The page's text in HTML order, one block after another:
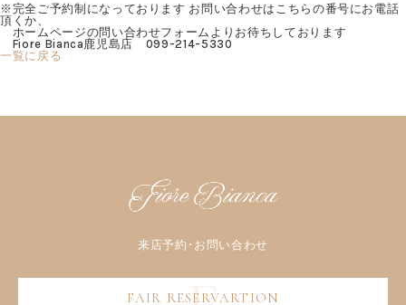
※完全ご予約制になっております お問い合わせはこちらの番号にお電話
頂くか、
ホームページの問い合わせフォームよりお待ちしております
Fiore Bianca鹿児島店 099-214-5330
一覧に戻る